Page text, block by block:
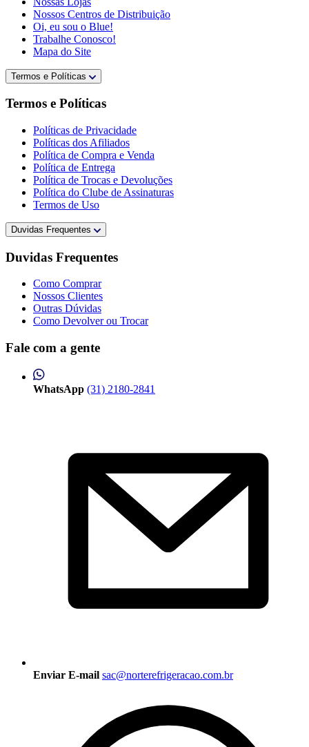
Nossos Centros de Distribuição
Oi, eu sou o Blue!
Trabalhe Conosco!
Mapa do Site
Termos e Políticas
Termos e Políticas
Políticas de Privacidade
Políticas dos Afiliados
Política de Compra e Venda
Política de Entrega
Política de Trocas e Devoluções
Política do Clube de Assinaturas
Termos de Uso
Duvidas Frequentes
Duvidas Frequentes
Como Comprar
Nossos Clientes
Outras Dúvidas
Como Devolver ou Trocar
Fale com a gente
WhatsApp (31) 2180-2841
Enviar E-mail sac@norterefrigeracao.com.br